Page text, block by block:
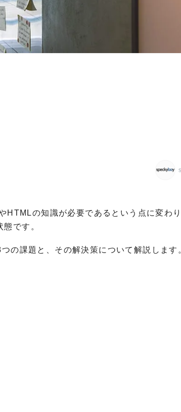
HTMLの知識が必要であるという点に変わ
です。
の課題と、その解決策について解説します